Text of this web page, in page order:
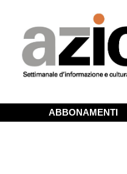
ABBONAMENTI